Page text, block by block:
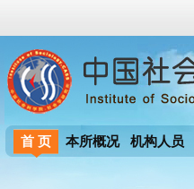
首 页 本所概况 机构人员